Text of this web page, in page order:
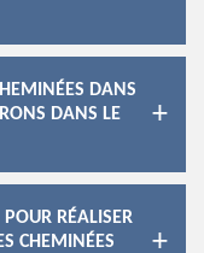
DANS
DANS LE
RÉALISER
CHEMINÉES